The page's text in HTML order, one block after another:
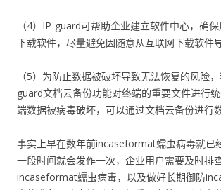
（4）IP-guard可帮助企业建立软件中心，确
下载软件，尽量避免因随意从互联网下载软件
（5）为防止数据被破坏导致无法恢复的风险
guard文档云备份功能对终端的重要文件进行
端数据被病毒破坏，可以通过文档云备份进行
事实上早在数年前incaseformat蠕虫病毒就已
一段时间就会发作一次，企业用户需要及时排
incaseformat蠕虫病毒，以及做好长期御防